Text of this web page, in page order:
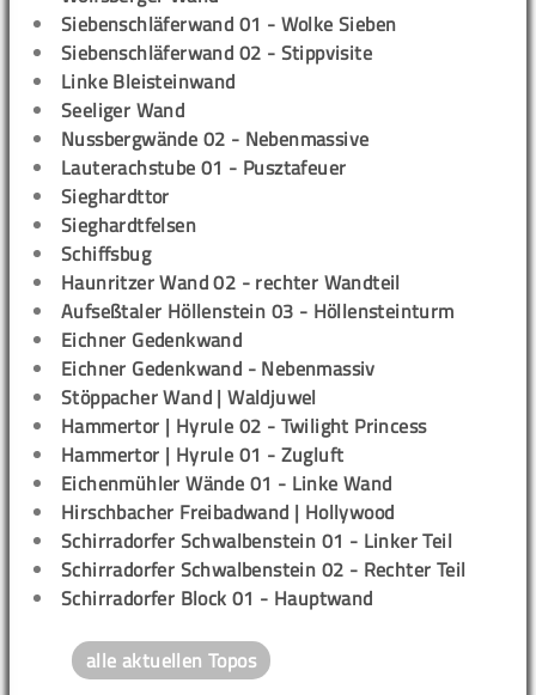
Siebenschläferwand 01 - Wolke Sieben
Siebenschläferwand 02 - Stippvisite
Linke Bleisteinwand
Seeliger Wand
Nussbergwände 02 - Nebenmassive
Lauterachstube 01 - Pusztafeuer
Sieghardttor
Sieghardtfelsen
Schiffsbug
Haunritzer Wand 02 - rechter Wandteil
Aufseßtaler Höllenstein 03 - Höllensteinturm
Eichner Gedenkwand
Eichner Gedenkwand - Nebenmassiv
Stöppacher Wand | Waldjuwel
Hammertor | Hyrule 02 - Twilight Princess
Hammertor | Hyrule 01 - Zugluft
Eichenmühler Wände 01 - Linke Wand
Hirschbacher Freibadwand | Hollywood
Schirradorfer Schwalbenstein 01 - Linker Teil
Schirradorfer Schwalbenstein 02 - Rechter Teil
Schirradorfer Block 01 - Hauptwand
alle aktuellen Topos